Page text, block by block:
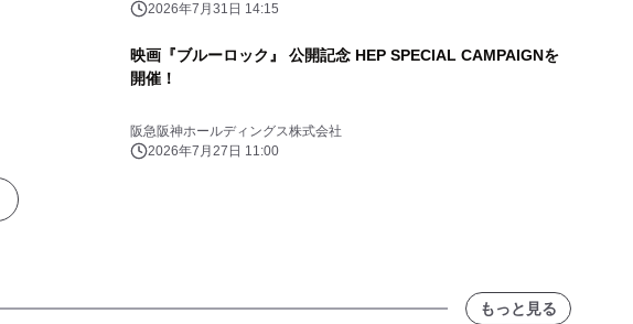
2026年7月31日 14:15
映画『ブルーロック』 公開記念 HEP SPECIAL CAMPAIGNを
開催！
阪急阪神ホールディングス株式会社
2026年7月27日 11:00
もっと見る